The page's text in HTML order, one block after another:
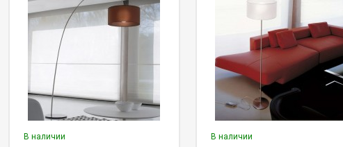
В наличии В наличии